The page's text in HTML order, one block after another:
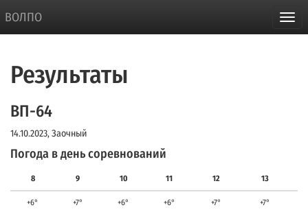
ВОЛПО
Результаты
ВП-64
14.10.2023, Заочный
Погода в день соревнований
8 9 10 11 12 13
+6° +7° +6° +6° +7° +7°